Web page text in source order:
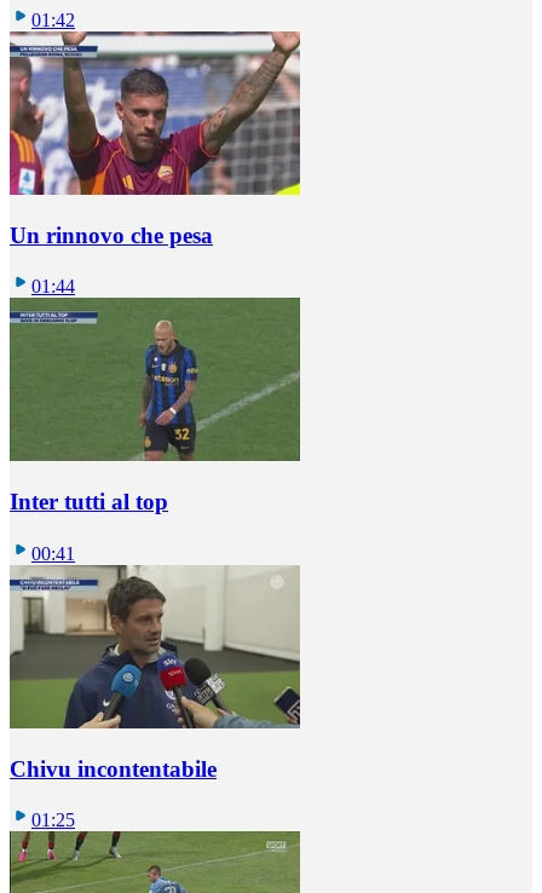
01:42
Un rinnovo che pesa
01:44
Inter tutti al top
00:41
Chivu incontentabile
01:25